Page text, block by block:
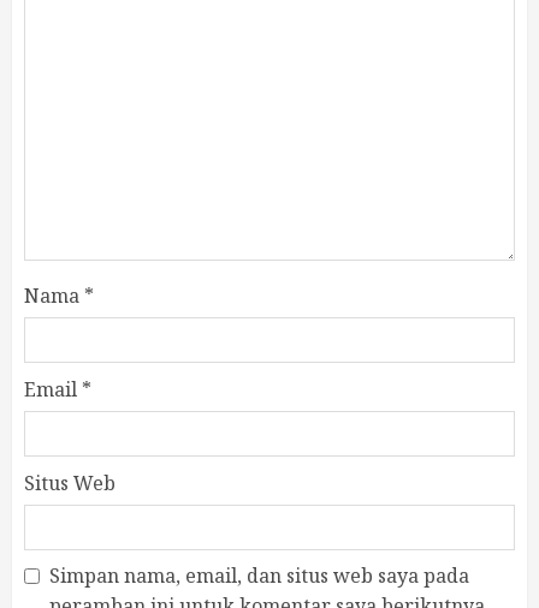
Nama *
Email *
Situs Web
Simpan nama, email, dan situs web saya pada